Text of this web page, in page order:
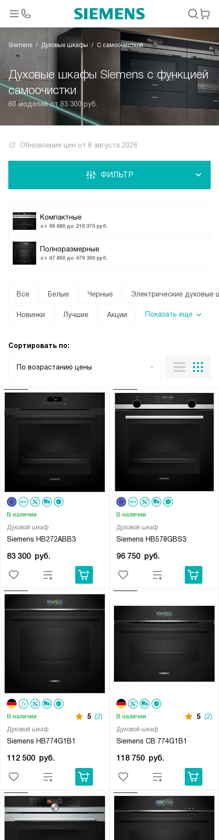
Siemens Духовые шкафы С самоочисткой
Духовые шкафы Siemens с функцией
самоочистки
60 моделей от 83 300 руб.
Обновление цен от 8 августа 2026
Компактные
от 99 880 до 216 370 руб.
Полноразмерные
от 47 860 до 479 360 руб.
ФИЛЬТР
Все Белые Черные Электрические духовые
Новинки Лучшие Акции Показать еще
Сортировать по:
По возрастанию цены
Духовой шкаф
Siemens HB272ABB3
В наличии
83 300 руб.
Духовой шкаф
Siemens HB578GBS3
В наличии
96 750 руб.
Духовой шкаф
Siemens HB774G1B1
В наличии 5 (2)
112 500 руб.
Духовой шкаф
Siemens CB 774G1B1
В наличии 5 (2)
118 750 руб.